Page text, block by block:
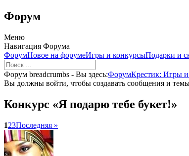
Форум
Меню
Навигация Форума
ФорумНовое на форумеИгры и конкурсыПодарки и
Форум breadcrumbs - Вы здесь:ФорумКрестик: Игры
Вы должны войти, чтобы создавать сообщения и
Конкурс «Я подарю тебе букет!»
123Последняя »